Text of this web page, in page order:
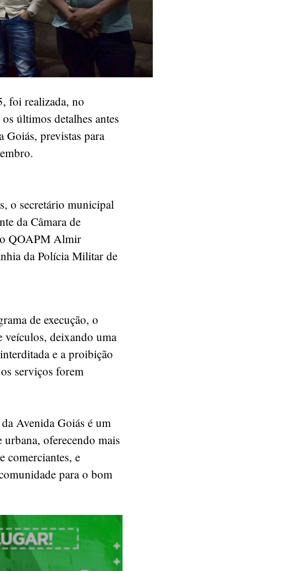
foi realizada, no
últimos detalhes antes
Goiás, previstas para
o secretário municipal
da Câmara de
QOAPM Almir
da Polícia Militar de
de execução, o
veículos, deixando uma
e a proibição
serviços forem
Avenida Goiás é um
oferecendo mais
comerciantes, e
para o bom